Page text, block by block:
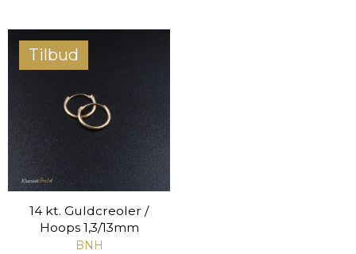
Tilbud
14 kt. Guldcreoler /
Hoops 1,3/13mm
BNH